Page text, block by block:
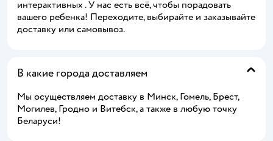
интерактивных . У нас есть всё, чтобы порадовать
вашего ребенка! Переходите, выбирайте и заказывайте
доставку или самовывоз.
В какие города доставляем
Мы осуществляем доставку в Минск, Гомель, Брест,
Могилев, Гродно и Витебск, а также в любую точку
Беларуси!